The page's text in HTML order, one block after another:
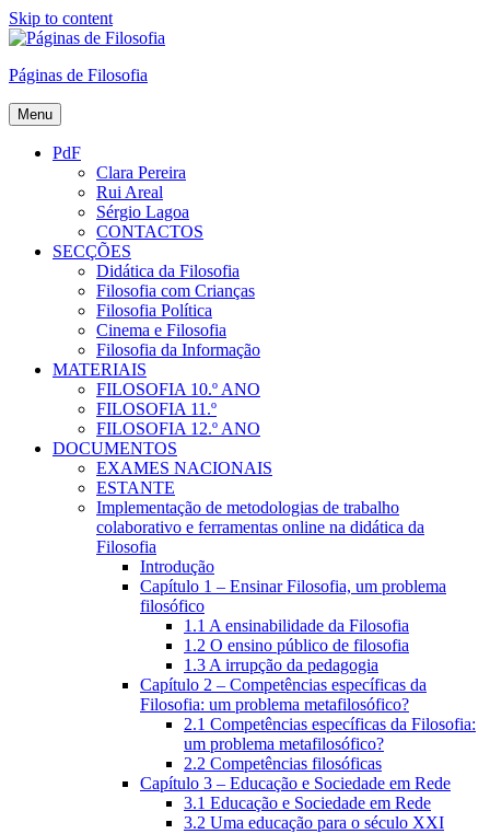
Skip to content
Páginas de Filosofia
Menu
PdF
Clara Pereira
Rui Areal
Sérgio Lagoa
CONTACTOS
SECÇÕES
Didática da Filosofia
Filosofia com Crianças
Filosofia Política
Cinema e Filosofia
Filosofia da Informação
MATERIAIS
FILOSOFIA 10.º ANO
FILOSOFIA 11.º
FILOSOFIA 12.º ANO
DOCUMENTOS
EXAMES NACIONAIS
ESTANTE
Implementação de metodologias de trabalho
colaborativo e ferramentas online na didática da
Filosofia
Introdução
Capítulo 1 – Ensinar Filosofia, um problema
filosófico
1.1 A ensinabilidade da Filosofia
1.2 O ensino público de filosofia
1.3 A irrupção da pedagogia
Capítulo 2 – Competências específicas da
Filosofia: um problema metafilosófico?
2.1 Competências específicas da Filosofia:
um problema metafilosófico?
2.2 Competências filosóficas
Capítulo 3 – Educação e Sociedade em Rede
3.1 Educação e Sociedade em Rede
3.2 Uma educação para o século XXI